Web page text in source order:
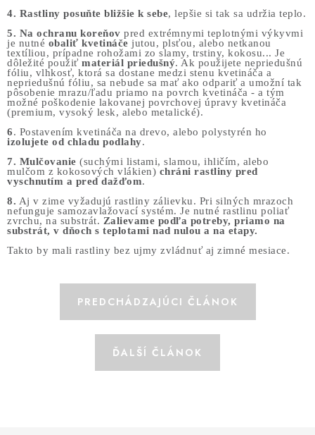
4. Rastliny posuňte bližšie k sebe, lepšie si tak sa udržia teplo.
5. Na ochranu koreňov pred extrémnymi teplotnými výkyvmi
je nutné obaliť kvetináče jutou, plsťou, alebo netkanou
textíliou, prípadne rohožami zo slamy, trstiny, kokosu... Je
dôležité použiť materiál priedušný. Ak použijete nepriedušnú
fóliu, vlhkosť, ktorá sa dostane medzi stenu kvetináča a
nepriedušnú fóliu, sa nebude sa mať ako odpariť a umožní tak
pôsobenie mrazu/ľadu priamo na povrch kvetináča - a tým
možné poškodenie lakovanej povrchovej úpravy kvetináča
(premium, vysoký lesk, alebo metalické).
6. Postavením kvetináča na drevo, alebo polystyrén ho
izolujete od chladu podlahy.
7. Mulčovanie (suchými listami, slamou, ihličím, alebo
mulčom z kokosových vlákien) chráni rastliny pred
vyschnutím a pred dažďom.
8. Aj v zime vyžadujú rastliny zálievku. Pri silných mrazoch
nefunguje samozavlažovací systém. Je nutné rastlinu poliať
zvrchu, na substrát. Zalievame podľa potreby, priamo na
substrát, v dňoch s teplotami nad nulou a na etapy.
Takto by mali rastliny bez ujmy zvládnuť aj zimné mesiace.
PREDCHÁDZAJÚCI ČLÁNOK
ĎALŠÍ ČLÁNOK